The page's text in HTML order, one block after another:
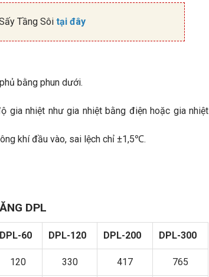
Tầng Sôi tại đây
bằng phun dưới.
gia nhiệt như gia nhiệt bằng điện hoặc gia nhiệt
khí đầu vào, sai lệch chỉ ±1,5℃.
DPL
DPL-60 DPL-120 DPL-200 DPL-300
120 330 417 765